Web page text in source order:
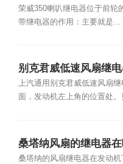
荣威350喇叭继电器位于前轮
带继电器的作用：主要就是...
别克君威低速风扇继
里？
上汽通用别克君威低速风扇
面，发动机左上角的位置处。
桑塔纳风扇的继电器在
桑塔纳的风扇继电器在发动